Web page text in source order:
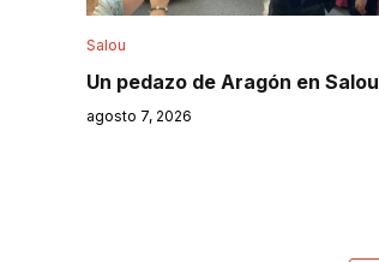
Salou
Un pedazo de Aragón en Salou
agosto 7, 2026